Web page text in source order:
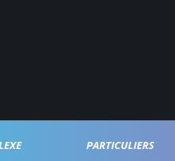
PARTICULIERS